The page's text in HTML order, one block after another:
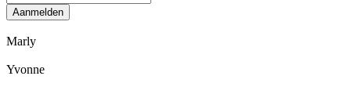
Aanmelden
Marly
Yvonne